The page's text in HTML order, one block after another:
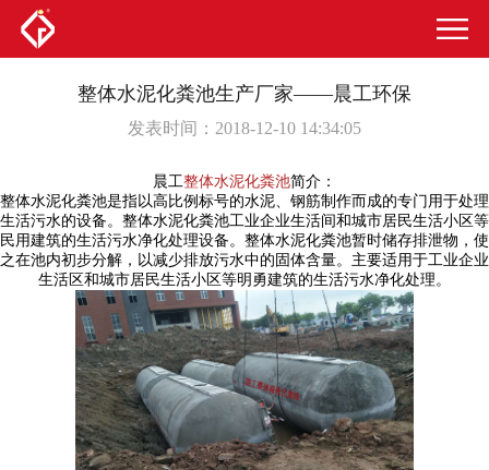
整体水泥化粪池生产厂家——晨工环保
发表时间：2018-12-10 14:34:05
晨工整体水泥化粪池简介：
整体水泥化粪池是指以高比例标号的水泥、钢筋制作而成的专门用于处理
生活污水的设备。整体水泥化粪池工业企业生活间和城市居民生活小区等
民用建筑的生活污水净化处理设备。整体水泥化粪池暂时储存排泄物，使
之在池内初步分解，以减少排放污水中的固体含量。主要适用于工业企业
生活区和城市居民生活小区等明勇建筑的生活污水净化处理。